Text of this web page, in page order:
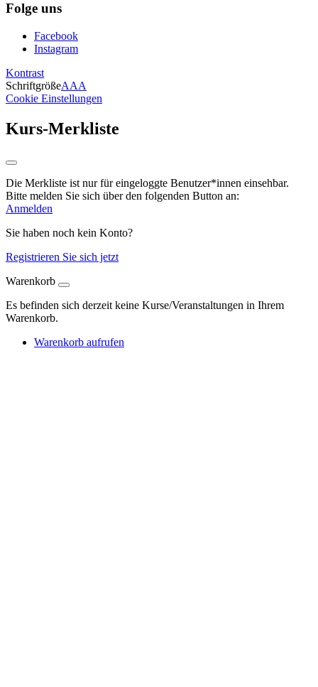
Folge uns
Facebook
Instagram
Kontrast
SchriftgrößeAAA
Cookie Einstellungen
Kurs-Merkliste
Die Merkliste ist nur für eingeloggte Benutzer*innen einsehbar.
Bitte melden Sie sich über den folgenden Button an:
Anmelden
Sie haben noch kein Konto?
Registrieren Sie sich jetzt
Warenkorb
Es befinden sich derzeit keine Kurse/Veranstaltungen in Ihrem
Warenkorb.
Warenkorb aufrufen